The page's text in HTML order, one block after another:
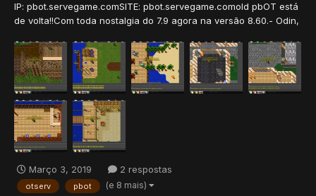
IP: pbot.servegame.comSITE: pbot.servegame.comold pbOT está
de volta!!Com toda nostalgia do 7.9 agora na versão 8.60.- Odin,
gran vis mortexevo mas mortexevo gran mort)Vocação Suprema:
titan blader, force archer, high saintess, hell wizza...
Março 3, 2019 2 respostas
otserv pbot (e 8 mais)